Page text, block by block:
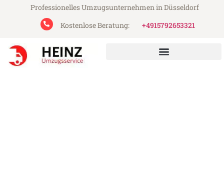
Professionelles Umzugsunternehmen in Düsseldorf
Kostenlose Beratung:
+4915792653321